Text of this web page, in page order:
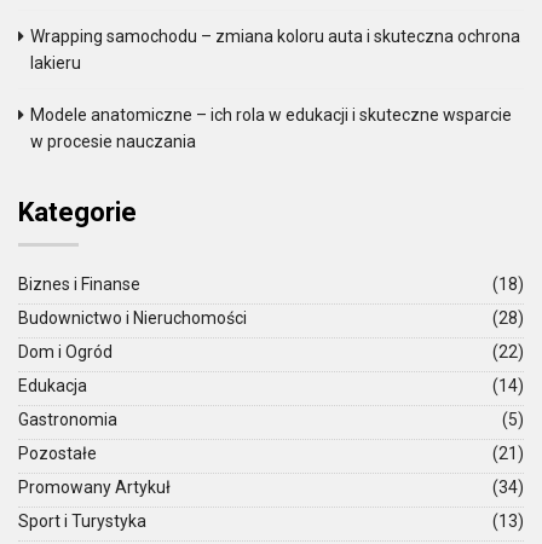
Wrapping samochodu – zmiana koloru auta i skuteczna ochrona
lakieru
Modele anatomiczne – ich rola w edukacji i skuteczne wsparcie
w procesie nauczania
Kategorie
Biznes i Finanse
(18)
Budownictwo i Nieruchomości
(28)
Dom i Ogród
(22)
Edukacja
(14)
Gastronomia
(5)
Pozostałe
(21)
Promowany Artykuł
(34)
Sport i Turystyka
(13)